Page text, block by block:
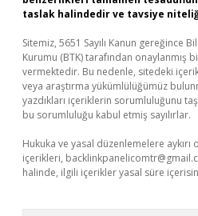
taslak halindedir ve tavsiye
Sitemiz, 5651 Sayılı Kanun gereğince
Kurumu (BTK) tarafından onaylanmış
vermektedir. Bu nedenle, sitedeki
veya araştırma yükümlülüğümüz
yazdıkları içeriklerin sorumluluğunu
bu sorumluluğu kabul etmiş sayılırlar.
Hukuka ve yasal düzenlemelere
içerikleri,
halinde, ilgili içerikler yasal süre